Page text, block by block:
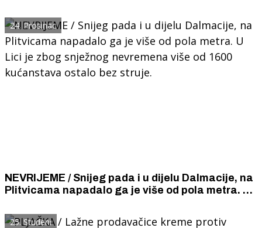
24. Prosinac
NEVRIJEME / Snijeg pada i u dijelu Dalmacije, na
Plitvicama napadalo ga je više od pola metra. U
kućanstava ostalo bez struje.
25. Studeni